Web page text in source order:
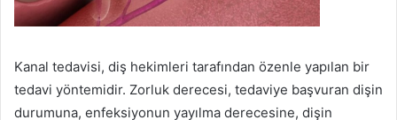
Kanal tedavisi, diş hekimleri tarafından özenle yapılan bir
tedavi yöntemidir. Zorluk derecesi, tedaviye başvuran dişin
durumuna, enfeksiyonun yayılma derecesine, dişin